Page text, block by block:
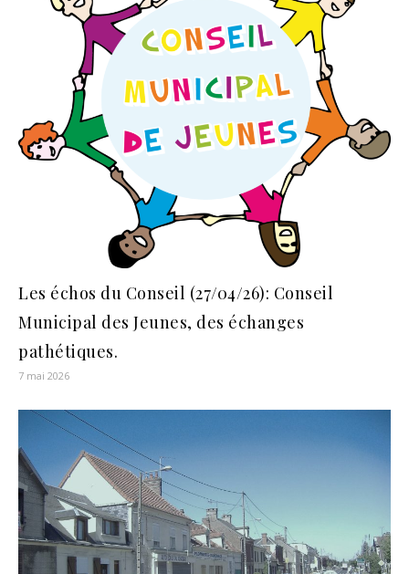
Les échos du Conseil (27/04/26): Conseil
Municipal des Jeunes, des échanges
pathétiques.
7 mai 2026